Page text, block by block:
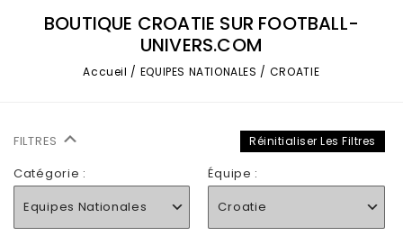
BOUTIQUE CROATIE SUR FOOTBALL-
UNIVERS.COM
Accueil / EQUIPES NATIONALES / CROATIE
FILTRES Réinitialiser Les Filtres
Catégorie :
Equipes Nationales
Équipe :
Croatie